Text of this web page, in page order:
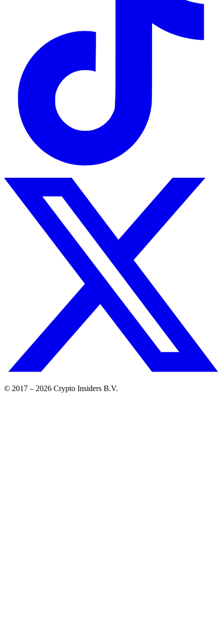
© 2017 – 2026 Crypto Insiders B.V.